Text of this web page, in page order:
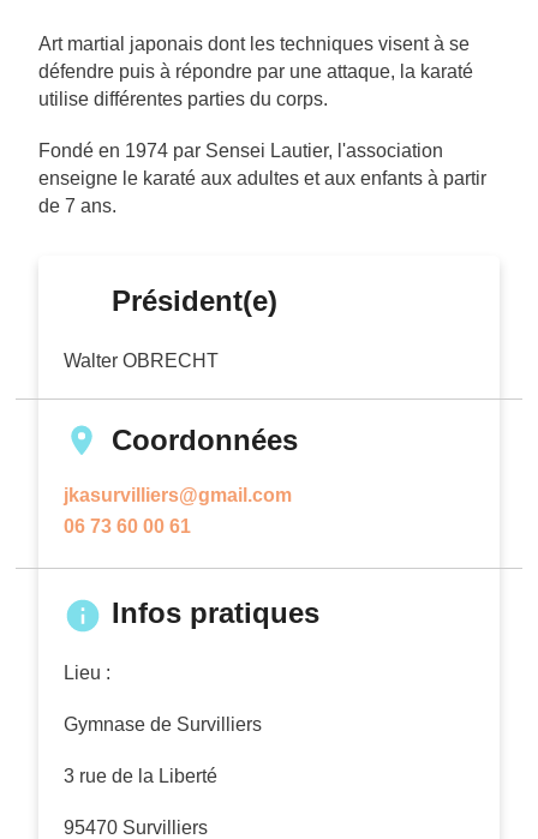
Art martial japonais dont les techniques visent à se
défendre puis à répondre par une attaque, la karaté
utilise différentes parties du corps.
Fondé en 1974 par Sensei Lautier, l'association
enseigne le karaté aux adultes et aux enfants à partir
de 7 ans.
Président(e)
Walter OBRECHT
Coordonnées
jkasurvilliers@gmail.com
06 73 60 00 61
Infos pratiques
Lieu :
Gymnase de Survilliers
3 rue de la Liberté
95470 Survilliers